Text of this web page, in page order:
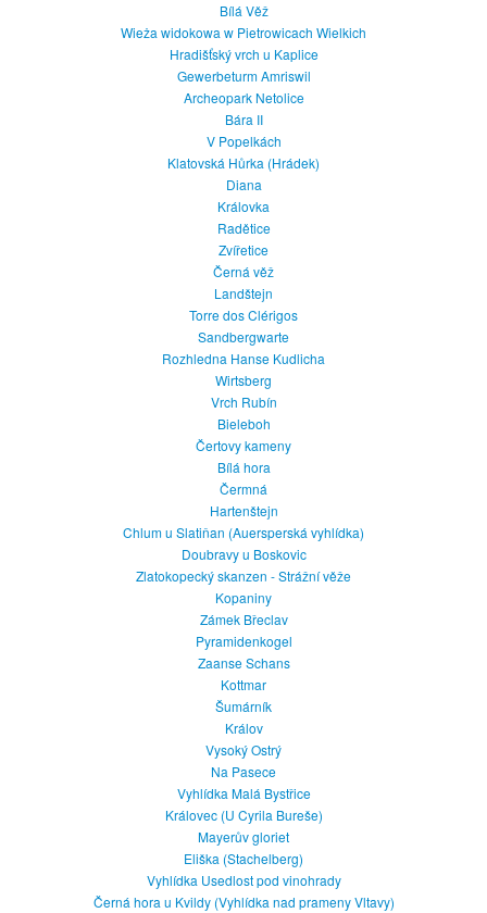
Bílá Věž
Wieża widokowa w Pietrowicach Wielkich
Hradišťský vrch u Kaplice
Gewerbeturm Amriswil
Archeopark Netolice
Bára II
V Popelkách
Klatovská Hůrka (Hrádek)
Diana
Královka
Radětice
Zvířetice
Černá věž
Landštejn
Torre dos Clérigos
Sandbergwarte
Rozhledna Hanse Kudlicha
Wirtsberg
Vrch Rubín
Bieleboh
Čertovy kameny
Bílá hora
Čermná
Hartenštejn
Chlum u Slatiňan (Auersperská vyhlídka)
Doubravy u Boskovic
Zlatokopecký skanzen - Strážní věže
Kopaniny
Zámek Břeclav
Pyramidenkogel
Zaanse Schans
Kottmar
Šumárník
Králov
Vysoký Ostrý
Na Pasece
Vyhlídka Malá Bystřice
Královec (U Cyrila Bureše)
Mayerův gloriet
Eliška (Stachelberg)
Vyhlídka Usedlost pod vinohrady
Černá hora u Kvildy (Vyhlídka nad prameny Vltavy)